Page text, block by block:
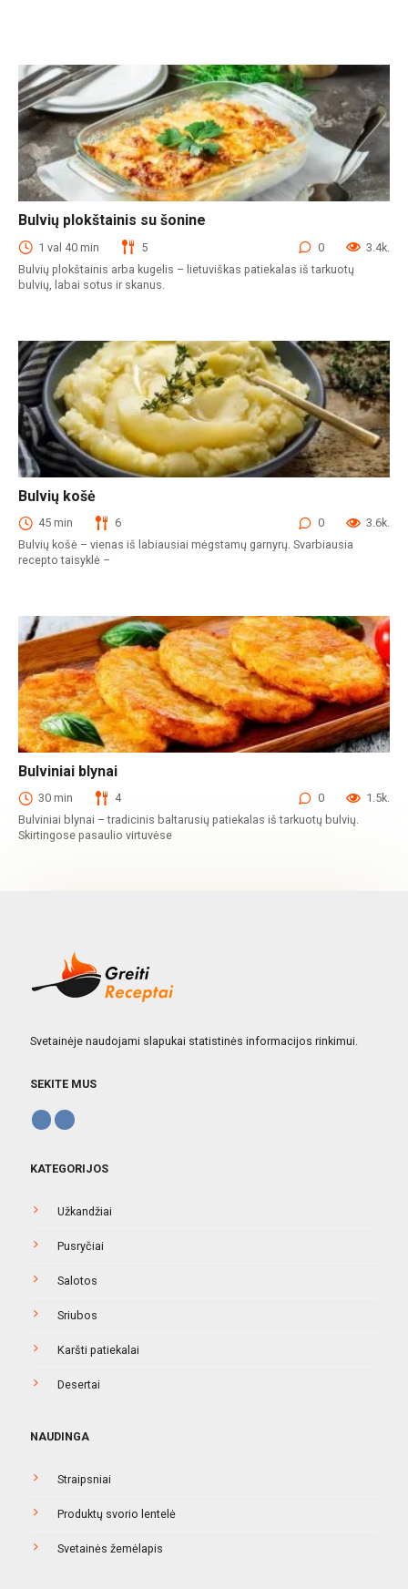
Bulvių patiekalai
Bulvių plokštainis su šonine
1 val 40 min 5 0
3.4k.
Bulvių plokštainis arba kugelis – lietuviškas patiekalas iš tarkuotų
bulvių, labai sotus ir skanus.
Košės
Bulvių košė
45 min 6 0
3.6k.
Bulvių košė – vienas iš labiausiai mėgstamų garnyrų. Svarbiausia
recepto taisyklė –
Bulvių patiekalai
Bulviniai blynai
30 min 4 0
1.5k.
Bulviniai blynai – tradicinis baltarusių patiekalas iš tarkuotų bulvių.
Skirtingose pasaulio virtuvėse
Svetainėje naudojami slapukai statistinės informacijos rinkimui.
SEKITE MUS
KATEGORIJOS
Užkandžiai
Pusryčiai
Salotos
Sriubos
Karšti patiekalai
Desertai
NAUDINGA
Straipsniai
Produktų svorio lentelė
Svetainės žemėlapis